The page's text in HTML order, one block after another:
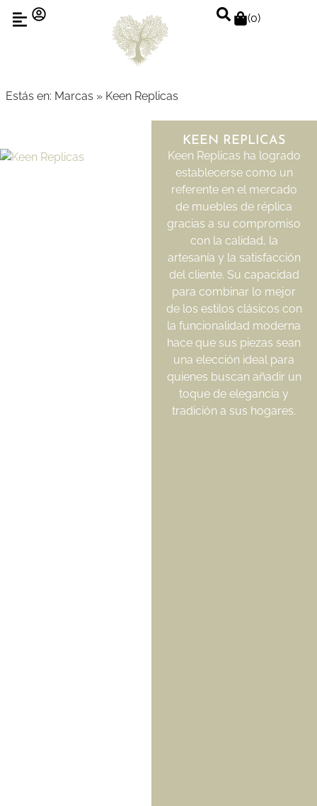
(0)
Estás en: Marcas » Keen Replicas
KEEN REPLICAS
Keen Replicas ha logrado
establecerse como un
referente en el mercado
de muebles de réplica
gracias a su compromiso
con la calidad, la
artesanía y la satisfacción
del cliente. Su capacidad
para combinar lo mejor
de los estilos clásicos con
la funcionalidad moderna
hace que sus piezas sean
una elección ideal para
quienes buscan añadir un
toque de elegancia y
tradición a sus hogares.